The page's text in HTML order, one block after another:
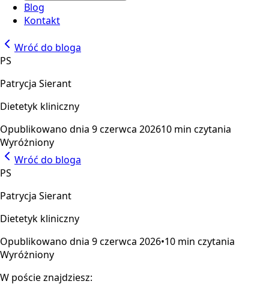
Blog
Kontakt
Wróć do bloga
PS
Patrycja Sierant
Dietetyk kliniczny
Opublikowano dnia 9 czerwca 202610 min czytania
Wyróżniony
Wróć do bloga
PS
Patrycja Sierant
Dietetyk kliniczny
Opublikowano dnia 9 czerwca 2026•10 min czytania
Wyróżniony
W poście znajdziesz: